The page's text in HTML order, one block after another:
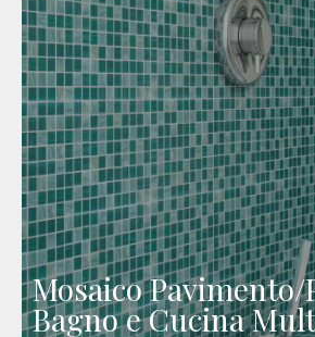
Mosaico Pavimento/
Bagno e Cucina